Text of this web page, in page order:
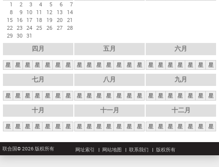
1
2 3 4 5 6
7
8
9 10 11 12 13
14
15 16 17 18 19 20 21
22 23 24 25 26 27 28
29 30 31
四月
星 星 星 星 星 星 星
五月
星 星 星 星 星 星 星
六月
星 星 星 星 星 星 星
七月
星 星 星 星 星 星 星
八月
星 星 星 星 星 星 星
九月
星 星 星 星 星 星 星
十月
星 星 星 星 星 星 星
十一月
星 星 星 星 星 星 星
十二月
星 星 星 星 星 星 星
联合国© 2026 版权所有 网址索引 网站地图 联系我们 版权所有